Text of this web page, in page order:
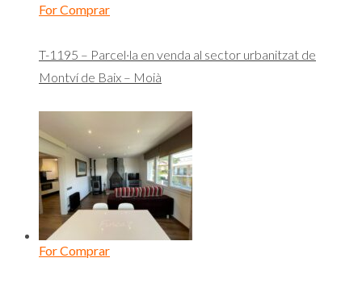
For Comprar
T-1195 – Parcel·la en venda al sector urbanitzat de
Montví de Baix – Moià
For Comprar